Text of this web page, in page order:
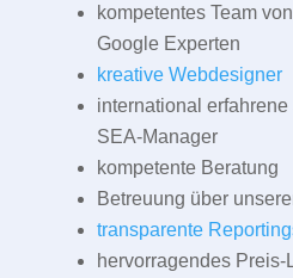
kompetentes Team
Google Experten
kreative Webdesigner
international
SEA-Manager
kompetente Beratung
Betreuung über
transparente
hervorragendes